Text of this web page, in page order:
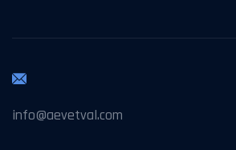
info@aevetval.com